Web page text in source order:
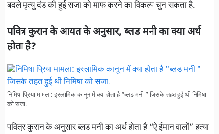
बदले मृत्यु दंड की हुई सजा को माफ करने का विकल्प चुन सकता है.
पवित्र कुरान के आयत के अनुसार, ब्लड मनी का क्या अर्थ
होता है?
निमिषा प्रिया मामला: इस्लामिक कानून में क्या होता है “ब्लड मनी ” जिसके तहत हुई थी निमिषा
को सजा.
पवित्र कुरान के अनुसार ब्लड मनी का अर्थ होता है “ऐ ईमान वालों” हत्या